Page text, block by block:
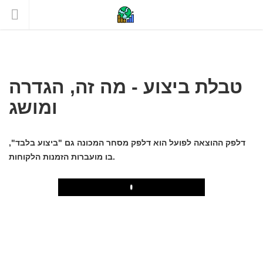
טבלת ביצוע - מה זה, הגדרה
ומושג
דלפק ההוצאה לפועל הוא דלפק מסחר המכונה גם "ביצוע בלבד",
בו מועברות הזמנות הלקוחות.
Play